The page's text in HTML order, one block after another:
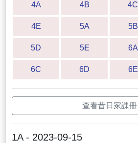
4A 4B 4C
4E 5A 5B
5D 5E 6A
6C 6D 6E
查看昔日家課冊
1A - 2023-09-15